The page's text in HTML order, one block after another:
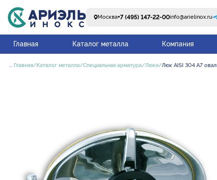
Москва+7 (495) 147-22-00info@arielinox.ru
Главная Каталог металла Компания
... Главная Каталог металла Специальная арматура Люки Люк AISI 304 A7